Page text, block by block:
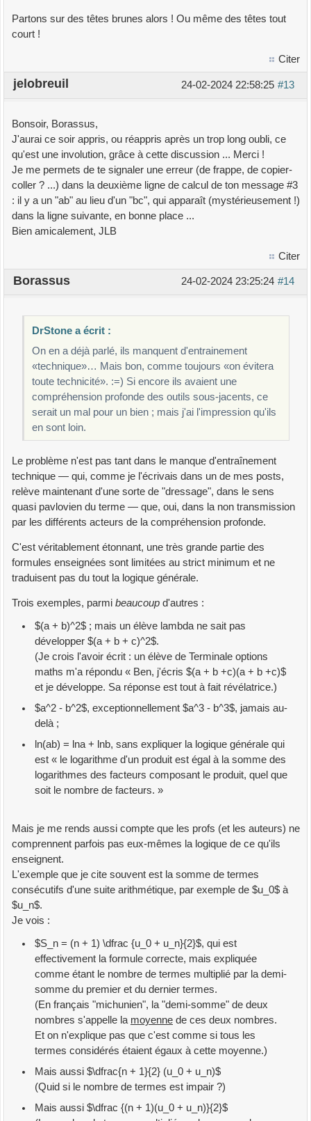
Partons sur des têtes brunes alors ! Ou même des têtes tout
court !
Citer
#13
24-02-2024 22:58:25
jelobreuil
Bonsoir, Borassus,
J'aurai ce soir appris, ou réappris après un trop long oubli, ce
qu'est une involution, grâce à cette discussion ... Merci !
Je me permets de te signaler une erreur (de frappe, de copier-
coller ? ...) dans la deuxième ligne de calcul de ton message #3
: il y a un "ab" au lieu d'un "bc", qui apparaît (mystérieusement !)
dans la ligne suivante, en bonne place ...
Bien amicalement, JLB
Citer
#14
24-02-2024 23:25:24
Borassus
DrStone a écrit :
On en a déjà parlé, ils manquent d'entrainement
«technique»… Mais bon, comme toujours «on évitera
toute technicité». :=) Si encore ils avaient une
compréhension profonde des outils sous-jacents, ce
serait un mal pour un bien ; mais j'ai l'impression qu'ils
en sont loin.
Le problème n'est pas tant dans le manque d'entraînement
technique — qui, comme je l'écrivais dans un de mes posts,
relève maintenant d'une sorte de "dressage", dans le sens
quasi pavlovien du terme — que, oui, dans la non transmission
par les différents acteurs de la compréhension profonde.
C'est véritablement étonnant, une très grande partie des
formules enseignées sont limitées au strict minimum et ne
traduisent pas du tout la logique générale.
Trois exemples, parmi beaucoup d'autres :
$(a + b)^2$ ; mais un élève lambda ne sait pas
développer $(a + b + c)^2$.
(Je crois l'avoir écrit : un élève de Terminale options
maths m'a répondu « Ben, j'écris $(a + b +c)(a + b +c)$
et je développe. Sa réponse est tout à fait révélatrice.)
$a^2 - b^2$, exceptionnellement $a^3 - b^3$, jamais au-
delà ;
ln(ab) = lna + lnb, sans expliquer la logique générale qui
est « le logarithme d'un produit est égal à la somme des
logarithmes des facteurs composant le produit, quel que
soit le nombre de facteurs. »
Mais je me rends aussi compte que les profs (et les auteurs) ne
comprennent parfois pas eux-mêmes la logique de ce qu'ils
enseignent.
L'exemple que je cite souvent est la somme de termes
consécutifs d'une suite arithmétique, par exemple de $u_0$ à
$u_n$.
Je vois :
$S_n = (n + 1) \dfrac {u_0 + u_n}{2}$, qui est
effectivement la formule correcte, mais expliquée
comme étant le nombre de termes multiplié par la demi-
somme du premier et du dernier termes.
(En français "michunien", la "demi-somme" de deux
nombres s'appelle la moyenne de ces deux nombres.
Et on n'explique pas que c'est comme si tous les
termes considérés étaient égaux à cette moyenne.)
Mais aussi $\dfrac{n + 1}{2} (u_0 + u_n)$
(Quid si le nombre de termes est impair ?)
Mais aussi $\dfrac {(n + 1)(u_0 + u_n)}{2}$